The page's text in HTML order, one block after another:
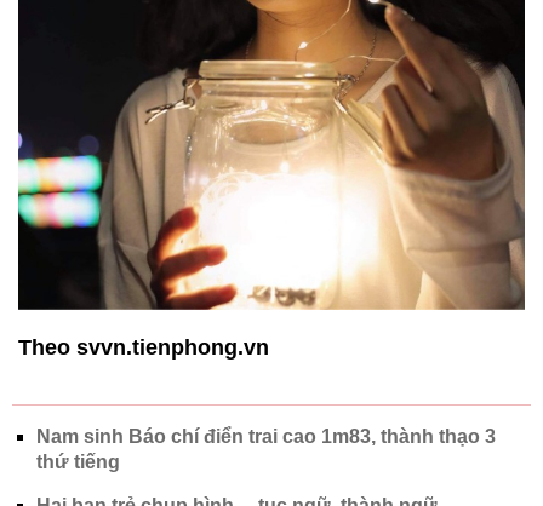
Theo svvn.tienphong.vn
Nam sinh Báo chí điển trai cao 1m83, thành thạo 3
thứ tiếng